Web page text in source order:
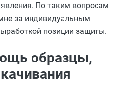
По таким вопросам
за индивидуальным
позиции защиты.
образцы,